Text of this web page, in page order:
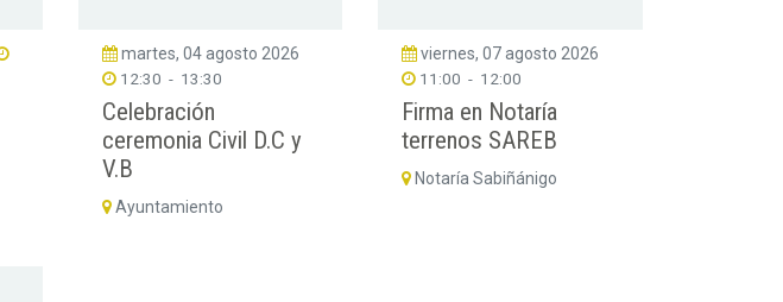
martes, 04 agosto 2026
12:30 - 13:30
Celebración
ceremonia Civil D.C y
V.B
Ayuntamiento
viernes, 07 agosto 2026
11:00 - 12:00
Firma en Notaría
terrenos SAREB
Notaría Sabiñánigo